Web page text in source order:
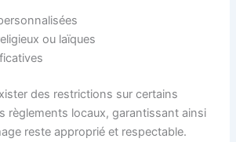
ou laïques
des restrictions sur certains
règlements locaux, garantissant ainsi
reste approprié et respectable.